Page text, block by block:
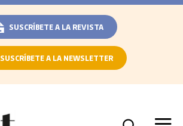
SUSCRÍBETE A LA REVISTA
SUSCRÍBETE A LA NEWSLETTER